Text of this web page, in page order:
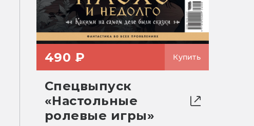
490 ₽ Купить
Спецвыпуск
«Настольные
ролевые игры»